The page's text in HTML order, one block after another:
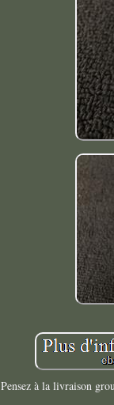
à la livraison